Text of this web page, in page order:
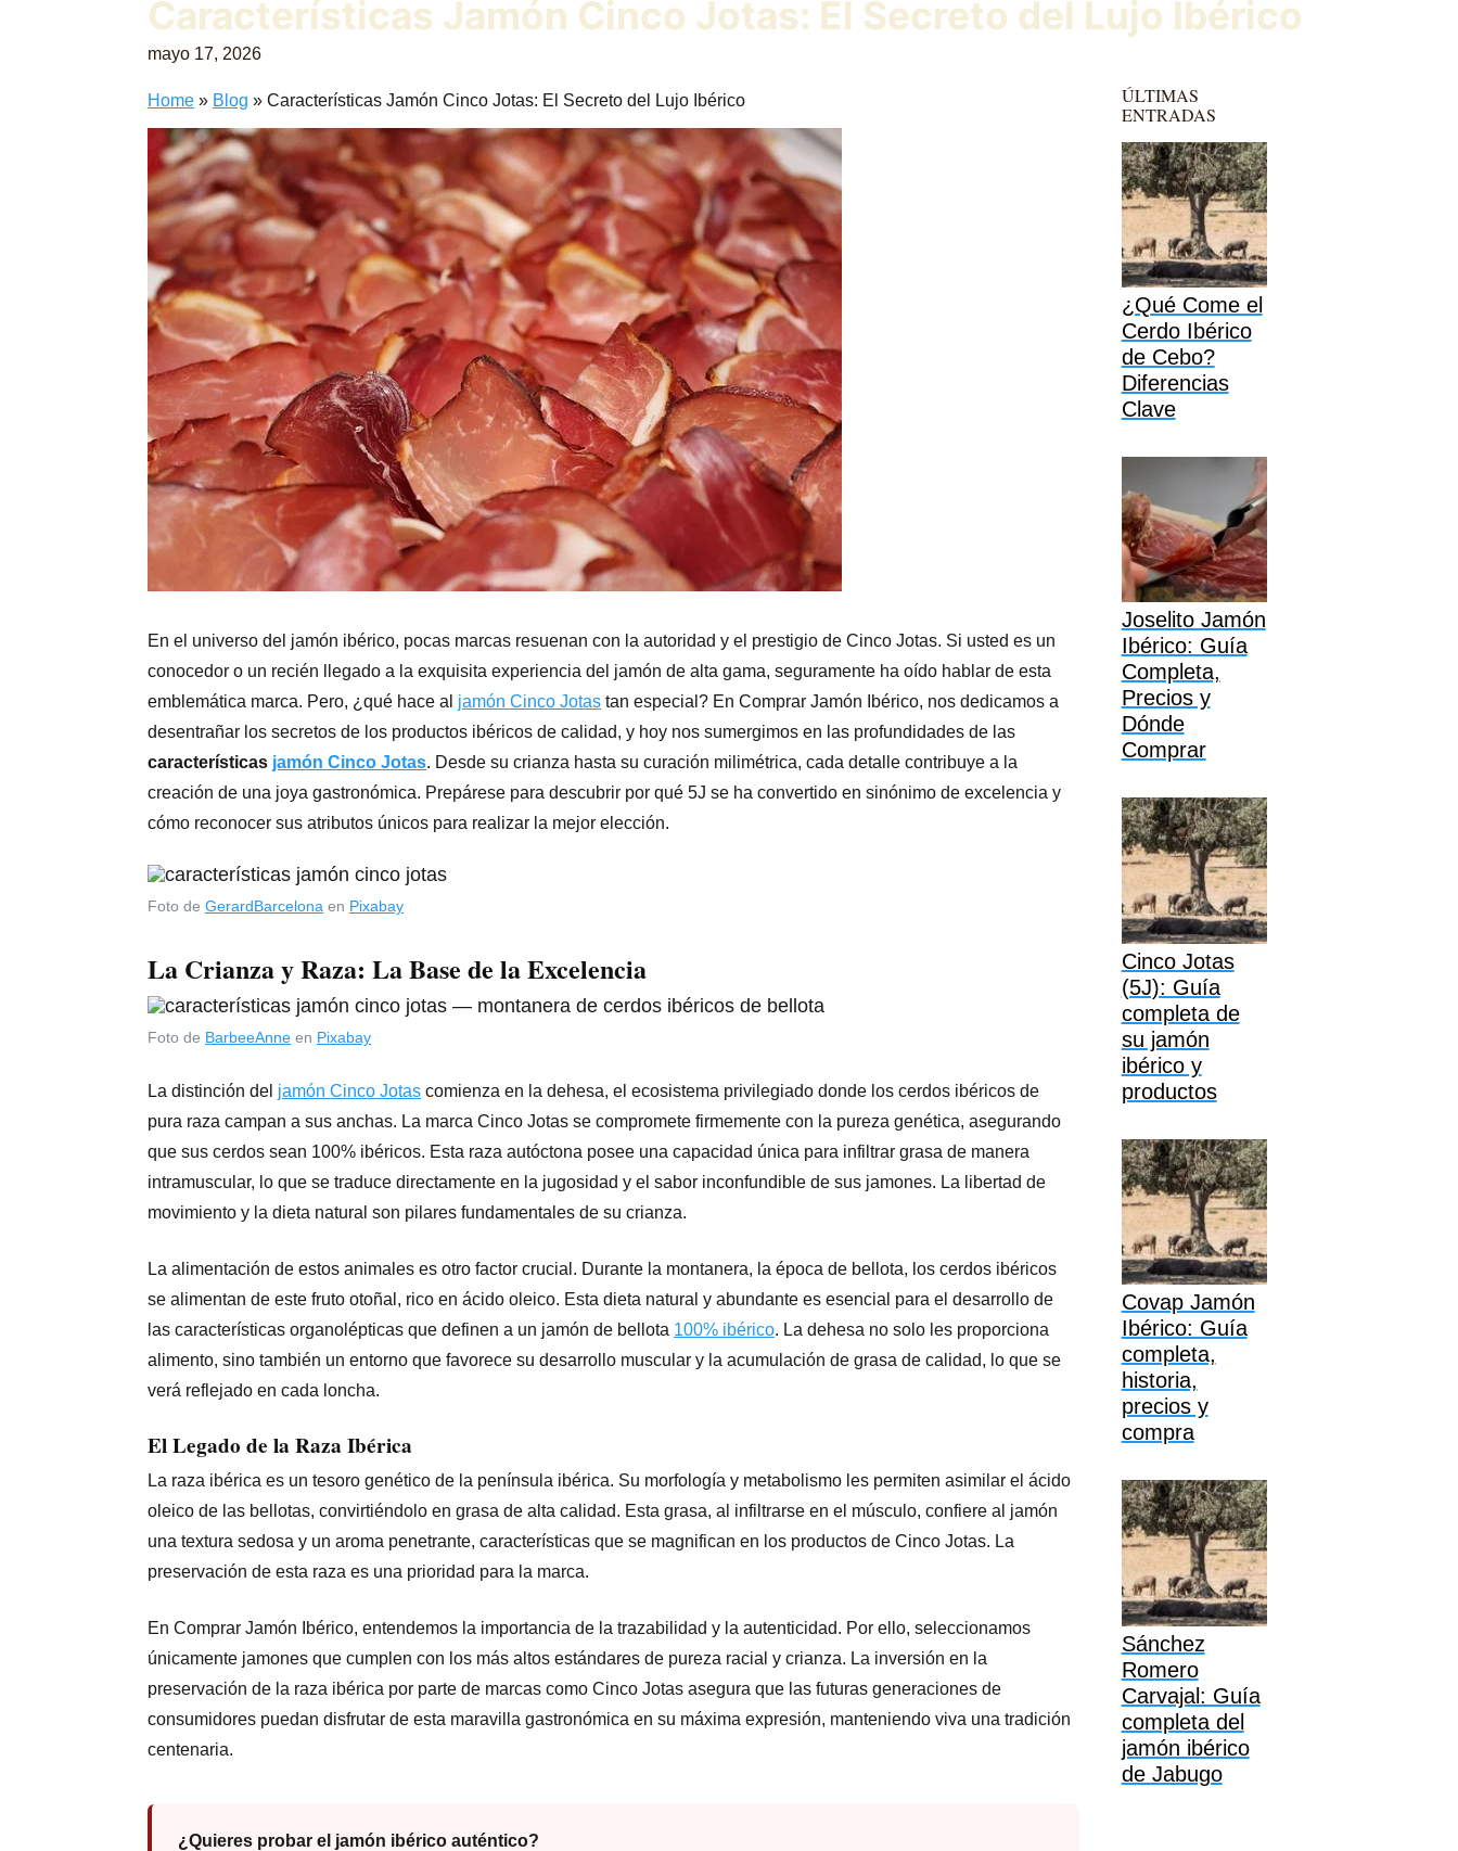
Características Jamón Cinco Jotas: El Secreto del Lujo Ibérico
mayo 17, 2026
Home » Blog » Características Jamón Cinco Jotas: El Secreto del Lujo Ibérico
En el universo del jamón ibérico, pocas marcas resuenan con la autoridad y el prestigio de Cinco Jotas. Si usted es un
conocedor o un recién llegado a la exquisita experiencia del jamón de alta gama, seguramente ha oído hablar de esta
emblemática marca. Pero, ¿qué hace al jamón Cinco Jotas tan especial? En Comprar Jamón Ibérico, nos dedicamos a
desentrañar los secretos de los productos ibéricos de calidad, y hoy nos sumergimos en las profundidades de las
características jamón Cinco Jotas. Desde su crianza hasta su curación milimétrica, cada detalle contribuye a la
creación de una joya gastronómica. Prepárese para descubrir por qué 5J se ha convertido en sinónimo de excelencia y
cómo reconocer sus atributos únicos para realizar la mejor elección.
Foto de GerardBarcelona en Pixabay
La Crianza y Raza: La Base de la Excelencia
Foto de BarbeeAnne en Pixabay
La distinción del jamón Cinco Jotas comienza en la dehesa, el ecosistema privilegiado donde los cerdos ibéricos de
pura raza campan a sus anchas. La marca Cinco Jotas se compromete firmemente con la pureza genética, asegurando
que sus cerdos sean 100% ibéricos. Esta raza autóctona posee una capacidad única para infiltrar grasa de manera
intramuscular, lo que se traduce directamente en la jugosidad y el sabor inconfundible de sus jamones. La libertad de
movimiento y la dieta natural son pilares fundamentales de su crianza.
La alimentación de estos animales es otro factor crucial. Durante la montanera, la época de bellota, los cerdos ibéricos
se alimentan de este fruto otoñal, rico en ácido oleico. Esta dieta natural y abundante es esencial para el desarrollo de
las características organolépticas que definen a un jamón de bellota 100% ibérico. La dehesa no solo les proporciona
alimento, sino también un entorno que favorece su desarrollo muscular y la acumulación de grasa de calidad, lo que se
verá reflejado en cada loncha.
El Legado de la Raza Ibérica
La raza ibérica es un tesoro genético de la península ibérica. Su morfología y metabolismo les permiten asimilar el ácido
oleico de las bellotas, convirtiéndolo en grasa de alta calidad. Esta grasa, al infiltrarse en el músculo, confiere al jamón
una textura sedosa y un aroma penetrante, características que se magnifican en los productos de Cinco Jotas. La
preservación de esta raza es una prioridad para la marca.
En Comprar Jamón Ibérico, entendemos la importancia de la trazabilidad y la autenticidad. Por ello, seleccionamos
únicamente jamones que cumplen con los más altos estándares de pureza racial y crianza. La inversión en la
preservación de la raza ibérica por parte de marcas como Cinco Jotas asegura que las futuras generaciones de
consumidores puedan disfrutar de esta maravilla gastronómica en su máxima expresión, manteniendo viva una tradición
centenaria.
¿Quieres probar el jamón ibérico auténtico?
ÚLTIMAS
ENTRADAS
¿Qué Come el
Cerdo Ibérico
de Cebo?
Diferencias
Clave
Joselito Jamón
Ibérico: Guía
Completa,
Precios y
Dónde
Comprar
Cinco Jotas
(5J): Guía
completa de
su jamón
ibérico y
productos
Covap Jamón
Ibérico: Guía
completa,
historia,
precios y
compra
Sánchez
Romero
Carvajal: Guía
completa del
jamón ibérico
de Jabugo